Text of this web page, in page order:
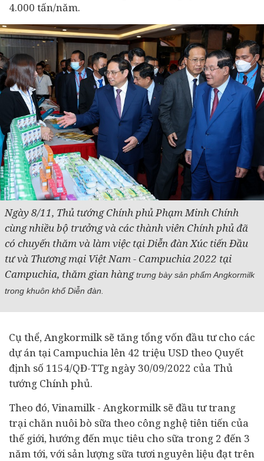
4.000 tấn/năm.
Ngày 8/11, Thủ tướng Chính phủ Phạm Minh Chính
cùng nhiều bộ trưởng và các thành viên Chính phủ đã
có chuyến thăm và làm việc tại Diễn đàn Xúc tiến Đầu
tư và Thương mại Việt Nam - Campuchia 2022 tại
Campuchia, thăm gian hàngtrưng bày sản phẩm Angkormilk
trong khuôn khổ Diễn đàn.
Cụ thể, Angkormilk sẽ tăng tổng vốn đầu tư cho các
dự án tại Campuchia lên 42 triệu USD theo Quyết
định số 1154/QĐ-TTg ngày 30/09/2022 của Thủ
tướng Chính phủ.
Theo đó, Vinamilk - Angkormilk sẽ đầu tư trang
trại chăn nuôi bò sữa theo công nghệ tiên tiến của
thế giới, hướng đến mục tiêu cho sữa trong 2 đến 3
năm tới, với sản lượng sữa tươi nguyên liệu đạt trên